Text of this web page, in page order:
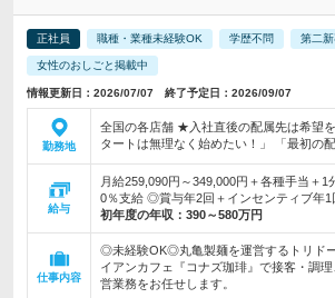
正社員 職種・業種未経験OK 学歴不問 第二
女性のおしごと掲載中
情報更新日：2026/07/07 終了予定日：2026/09/07
勤務地
全国の各店舗 ★入社直後の配属先は希望
タートは無理なく始めたい！」 「最初の
給与
月給259,090円～349,000円＋各種手当＋1
0％支給 ◎賞与年2回＋インセンティブ年
初年度の年収： 390～580万円
仕事内容
◎未経験OK◎丸亀製麺を運営するトリド
イアンカフェ『コナズ珈琲』で接客・調
営業務をお任せします。